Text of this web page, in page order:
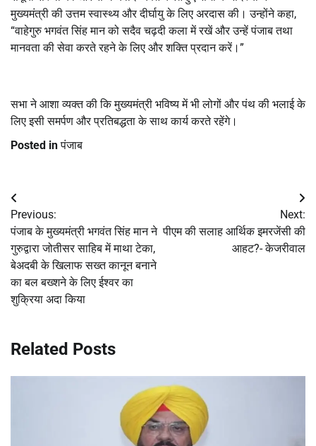
मुख्यमंत्री की उत्तम स्वास्थ्य और दीर्घायु के लिए अरदास की। उन्होंने कहा,
“वाहेगुरु भगवंत सिंह मान को सदैव चढ़दी कला में रखें और उन्हें पंजाब तथा
मानवता की सेवा करते रहने के लिए और शक्ति प्रदान करें।”
सभा ने आशा व्यक्त की कि मुख्यमंत्री भविष्य में भी लोगों और पंथ की भलाई के
लिए इसी समर्पण और प्रतिबद्धता के साथ कार्य करते रहेंगे।
Posted inपंजाब
Post
navigation
Previous:
पंजाब के मुख्यमंत्री भगवंत सिंह मान ने
गुरुद्वारा जोतीसर साहिब में माथा टेका,
बेअदबी के खिलाफ सख्त कानून बनाने
का बल बख्शने के लिए ईश्वर का
शुक्रिया अदा किया
Next:
पीएम की सलाह आर्थिक इमरजेंसी की
आहट?- केजरीवाल
Related Posts